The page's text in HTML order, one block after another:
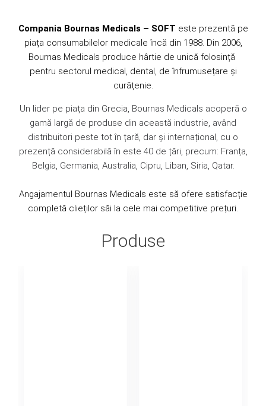
Compania Bournas Medicals – SOFT este prezentă pe
piața consumabilelor medicale încă din 1988. Din 2006,
Bournas Medicals produce hârtie de unică folosință
pentru sectorul medical, dental, de înfrumusețare și
curățenie.
Un lider pe piața din Grecia, Bournas Medicals acoperă o
gamă largă de produse din această industrie, având
distribuitori peste tot în țară, dar și internațional, cu o
prezență considerabilă în este 40 de țări, precum: Franța,
Belgia, Germania, Australia, Cipru, Liban, Siria, Qatar.
Angajamentul Bournas Medicals este să ofere satisfacție
completă clieților săi la cele mai competitive prețuri.
Produse